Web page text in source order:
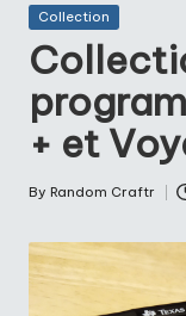
o
m
C
r
a
ft
r
Posted
Collection
+ et
Posted
By Random Craftr